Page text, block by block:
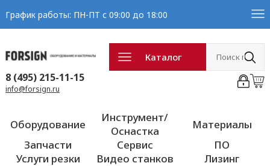
График работы: ПН-ПТ с 09:00 до 18:00
Каталог
8 (495) 215-11-15
info@forsign.ru
Оборудование
Инструмент/
Оснастка
Материалы
Запчасти
Сервис
ПО
Услуги резки
Видео станков Лизинг